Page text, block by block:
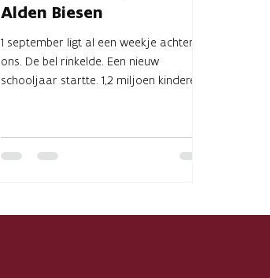
Alden Biesen
1 september ligt al een weekje achter
ons. De bel rinkelde. Een nieuw
schooljaar startte. 1,2 miljoen kinderen